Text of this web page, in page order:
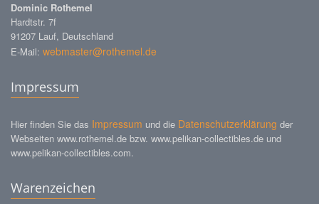
Dominic Rothemel
Hardtstr. 7f
91207 Lauf, Deutschland
E-Mail: webmaster@rothemel.de
Impressum
Hier finden Sie das Impressum und die Datenschutzerklärung der
Webseiten www.rothemel.de bzw. www.pelikan-collectibles.de und
www.pelikan-collectibles.com.
Warenzeichen